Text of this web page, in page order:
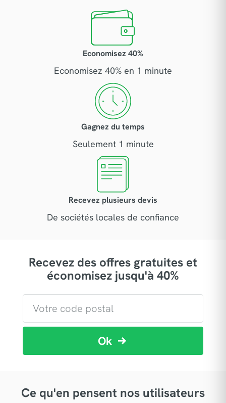
Economisez 40%
Economisez 40% en 1 minute
Gagnez du temps
Seulement 1 minute
Recevez plusieurs devis
De sociétés locales de confiance
Recevez des offres gratuites et
économisez jusqu'à 40%
Ok
Ce qu'en pensent nos utilisateurs